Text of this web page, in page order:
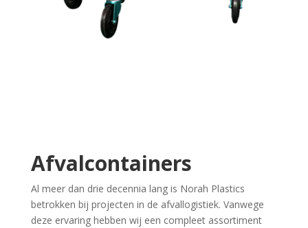
Afvalcontainers
Al meer dan drie decennia lang is Norah Plastics
betrokken bij projecten in de afvallogistiek. Vanwege
deze ervaring hebben wij een compleet assortiment